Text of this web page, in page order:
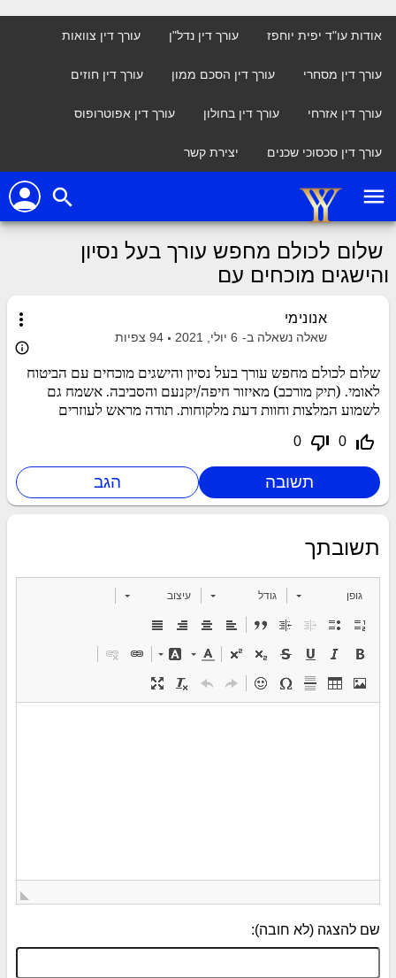
אודות עו"ד יפית יוחפז עורך דין נדל"ן עורך דין צוואות
עורך דין מסחרי עורך דין הסכם ממון עורך דין חוזים
עורך דין אזרחי עורך דין בחולון עורך דין אפוטרופוס
עורך דין סכסוכי שכנים יצירת קשר
menu
search
person
שלום לכולם מחפש עורך בעל נסיון
והישגים מוכחים עם
more_vert אנונימי
שאלה נשאלה ב- 6 יולי, 2021 94 צפיות
info_outline
שלום לכולם מחפש עורך בעל נסיון והישגים מוכחים עם הביטוח
לאומי. (תיק מורכב) מאיזור חיפה/יקנעם והסביבה. אשמח גם
לשמוע המלצות וחוות דעת מלקוחות. תודה מראש לעוזרים
thumb_up_off_alt
0
thumb_down_off_alt
0
תשובתך
גופן גודל עיצוב
שם להצגה (לא חובה):